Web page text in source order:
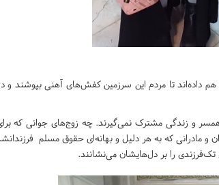
داده‌اند تا مردم این سرزمین کفش‌های آهنی بپوشند و
و زندگی مشترک نمی‌گیرند. چه زوج‌های جوانی که
مادرانی که به هر دلیل و بهانه‌ای حقوق مسلم
را بر دل‌هایشان می‌نشانند.